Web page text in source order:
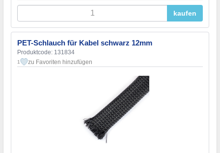
kaufen
PET-Schlauch für Kabel schwarz 12mm
Produktcode: 131834
1 zu Favoriten hinzufügen